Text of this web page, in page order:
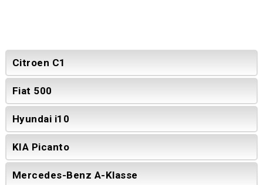
Citroen C1
Fiat 500
Hyundai i10
KIA Picanto
Mercedes-Benz A-Klasse